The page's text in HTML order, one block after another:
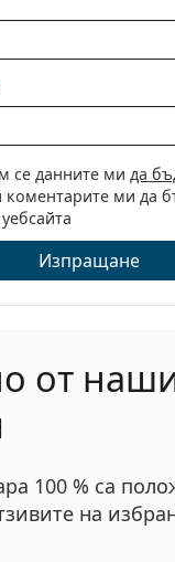
Детски
Диоптрични
Ray-Ban
0RY1605 3777 49
се данните ми да
коментарите ми да
Изпращане
от
100 % са
на